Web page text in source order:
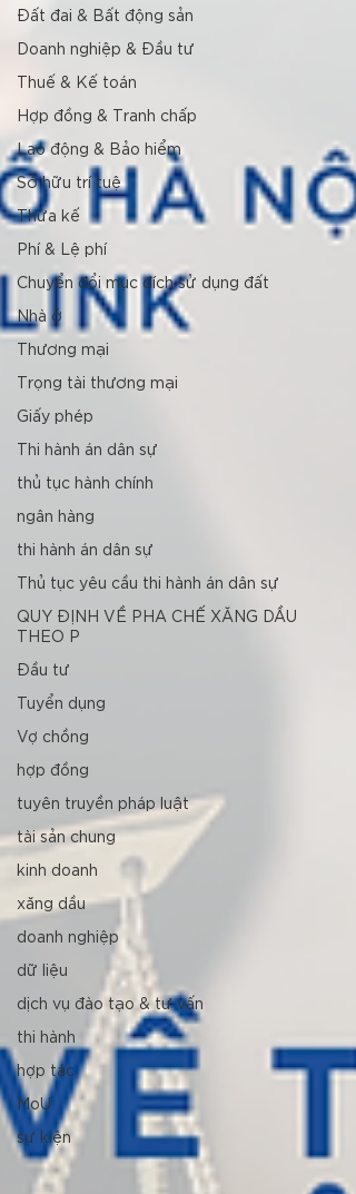
Đất đai & Bất động sản
Doanh nghiệp & Đầu tư
Thuế & Kế toán
Hợp đồng & Tranh chấp
Lao động & Bảo hiểm
Sở hữu trí tuệ
Thừa kế
Phí & Lệ phí
Chuyển đổi mục đích sử dụng đất
Nhà ở
Thương mại
Trọng tài thương mại
Giấy phép
Thi hành án dân sự
thủ tục hành chính
ngân hàng
thi hành án dân sự
Thủ tục yêu cầu thi hành án dân sự
QUY ĐỊNH VỀ PHA CHẾ XĂNG DẦU
THEO P
Đầu tư
Tuyển dụng
Vợ chồng
hợp đồng
tuyên truyền pháp luật
tài sản chung
kinh doanh
xăng dầu
doanh nghiệp
dữ liệu
dịch vụ đào tạo & tư vấn
thi hành
hợp tác
MoU
sự kiện